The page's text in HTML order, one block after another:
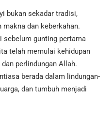
bukan sekadar tradisi,
makna dan keberkahan.
sebelum gunting pertama
telah memulai kehidupan
perlindungan Allah.
berada dalam lindungan-
dan tumbuh menjadi